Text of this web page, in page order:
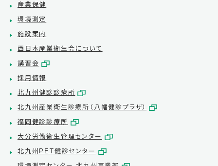
産業保健
環境測定
施設案内
西日本産業衛生会について
講習会
採用情報
北九州健診診療所
北九州産業衛生診療所（八幡健診プラザ）
福岡健診診療所
大分労働衛生管理センター
北九州PET健診センター